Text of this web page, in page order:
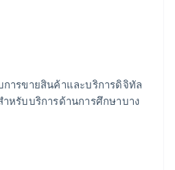
การขายสินค้าและบริการดิจิทัล
าหรับบริการด้านการศึกษาบาง